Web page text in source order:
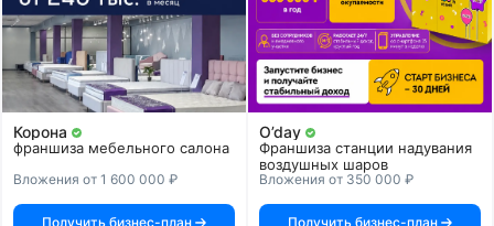
Корона
франшиза мебельного салона
Вложения от 1 600 000 ₽
Получить бизнес-план
O’day
Франшиза станции надувания
воздушных шаров
Вложения от 350 000 ₽
Получить бизнес-план